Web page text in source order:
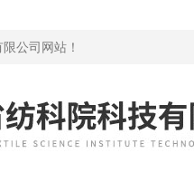
公司网站！